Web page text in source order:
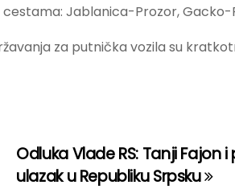
Jablanica-Prozor,
za putnička vozila su
Odluka Vlade RS: Tanji
ulazak u Republiku Srpsku